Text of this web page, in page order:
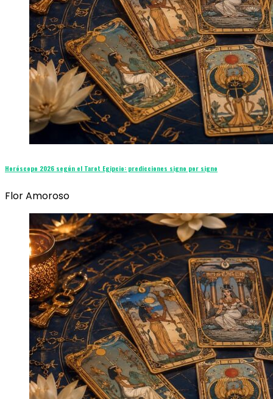
Horóscopo 2026 según el Tarot Egipcio: predicciones signo por signo
Flor Amoroso